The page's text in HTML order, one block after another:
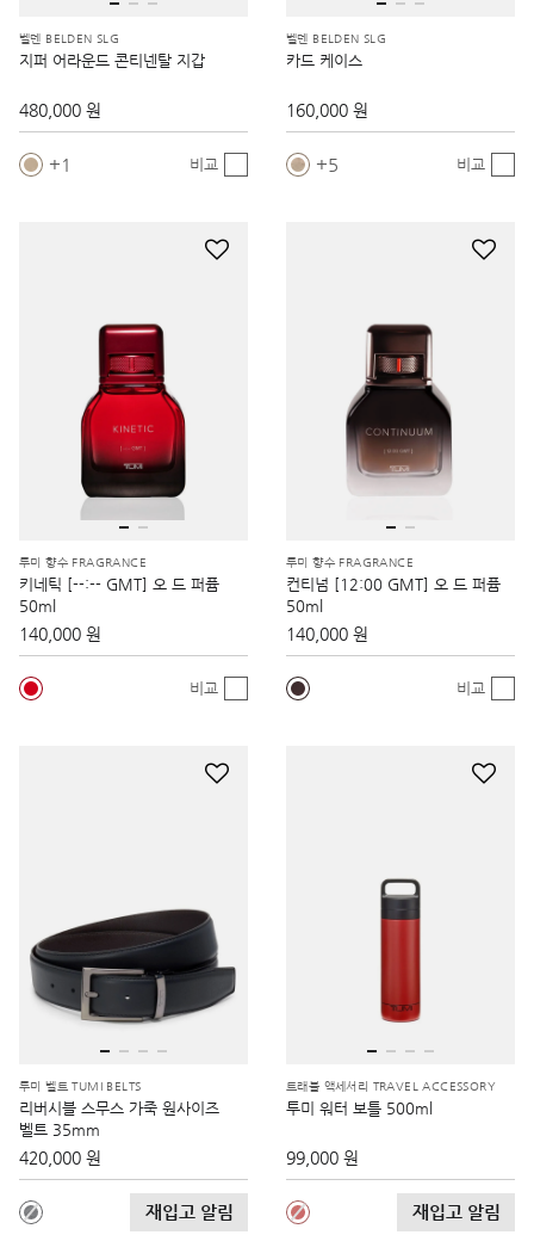
벨덴 BELDEN SLG
지퍼 어라운드 콘티넨탈 지갑
480,000 원
1 비교
벨덴 BELDEN SLG
카드 케이스
160,000 원
5 비교
투미 향수 FRAGRANCE
키네틱 [--:-- GMT] 오 드 퍼퓸
50ml
140,000 원
비교
투미 향수 FRAGRANCE
컨티넘 [12:00 GMT] 오 드 퍼퓸
50ml
140,000 원
비교
투미 벨트 TUMI BELTS
리버시블 스무스 가죽 원사이즈
벨트 35mm
420,000 원
재입고 알림
트래블 액세서리 TRAVEL ACCESSORY
투미 워터 보틀 500ml
99,000 원
재입고 알림